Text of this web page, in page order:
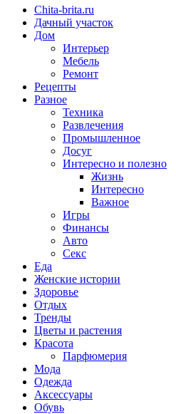
Chita-brita.ru
Дачный участок
Дом
Интерьер
Мебель
Ремонт
Рецепты
Разное
Техника
Развлечения
Промышленное
Досуг
Интересно и полезно
Жизнь
Интересно
Важное
Игры
Финансы
Авто
Секс
Еда
Женские истории
Здоровье
Отдых
Тренды
Цветы и растения
Красота
Парфюмерия
Мода
Одежда
Аксессуары
Обувь